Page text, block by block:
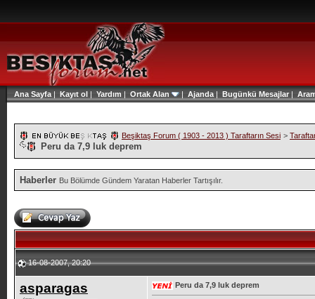
Ana Sayfa | Kayıt ol | Yardım | Ortak Alan | Ajanda | Bugünkü Mesajlar|
Beşiktaş Forum ( 1903 - 2013 ) Taraftarın Sesi >
Peru da 7,9 luk deprem
Haberler Bu Bölümde Gündem Yaratan Haberler Tartışılır.
16-08-2007, 20:20
asparagas Peru da 7,9 luk deprem